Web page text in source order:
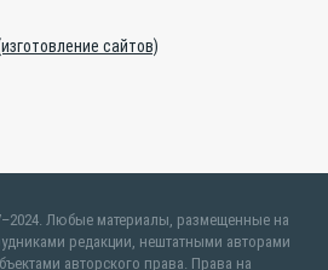
сайтов)
Любые материалы, размещенные на
редакции, нештатными авторами
авторского права. Права на